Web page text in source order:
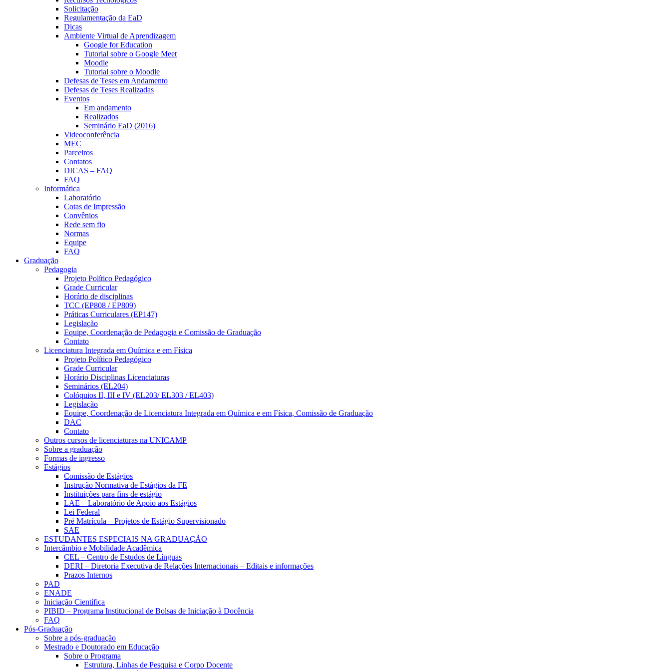
Solicitação
Regulamentação da EaD
Dicas
Ambiente Virtual de Aprendizagem
Google for Education
Tutorial sobre o Google Meet
Moodle
Tutorial sobre o Moodle
Defesas de Teses em Andamento
Defesas de Teses Realizadas
Eventos
Em andamento
Realizados
Seminário EaD (2016)
Videoconferência
MEC
Parceiros
Contatos
DICAS – FAQ
FAQ
Informática
Laboratório
Cotas de Impressão
Convênios
Rede sem fio
Normas
Equipe
FAQ
Graduação
Pedagogia
Projeto Político Pedagógico
Grade Curricular
Horário de disciplinas
TCC (EP808 / EP809)
Práticas Curriculares (EP147)
Legislação
Equipe, Coordenação de Pedagogia e Comissão de Graduação
Contato
Licenciatura Integrada em Química e em Física
Projeto Político Pedagógico
Grade Curricular
Horário Disciplinas Licenciaturas
Seminários (EL204)
Colóquios II, III e IV (EL203/ EL303 / EL403)
Legislação
Equipe, Coordenação de Licenciatura Integrada em Química e em Física, Comissão de Graduação
DAC
Contato
Outros cursos de licenciaturas na UNICAMP
Sobre a graduação
Formas de ingresso
Estágios
Comissão de Estágios
Instrução Normativa de Estágios da FE
Instituições para fins de estágio
LAE – Laboratório de Apoio aos Estágios
Lei Federal
Pré Matrícula – Projetos de Estágio Supervisionado
SAE
ESTUDANTES ESPECIAIS NA GRADUAÇÃO
Intercâmbio e Mobilidade Acadêmica
CEL – Centro de Estudos de Línguas
DERI – Diretoria Executiva de Relações Internacionais – Editais e informações
Prazos Internos
PAD
ENADE
Iniciação Científica
PIBID – Programa Institucional de Bolsas de Iniciação à Docência
FAQ
Pós-Graduação
Sobre a pós-graduação
Mestrado e Doutorado em Educação
Sobre o Programa
Estrutura, Linhas de Pesquisa e Corpo Docente